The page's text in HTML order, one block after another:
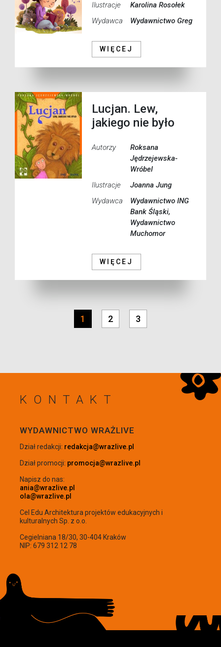
Ilustracje
Karolina Rosołek
Wydawca
Wydawnictwo Greg
WIĘCEJ
Lucjan. Lew,
jakiego nie było
Autorzy
Roksana
Jędrzejewska-
Wróbel
Ilustracje
Joanna Jung
Wydawca
Wydawnictwo ING
Bank Śląski,
Wydawnictwo
Muchomor
WIĘCEJ
1 2 3
KONTAKT
WYDAWNICTWO WRAŻLIVE
Dział redakcji: redakcja@wrazlive.pl
Dział promocji: promocja@wrazlive.pl
Napisz do nas:
ania@wrazlive.pl
ola@wrazlive.pl
Cel Edu Architektura projektów edukacyjnych i
kulturalnych Sp. z o.o.
Cegielniana 18/30, 30-404 Kraków
NIP: 679 312 12 78